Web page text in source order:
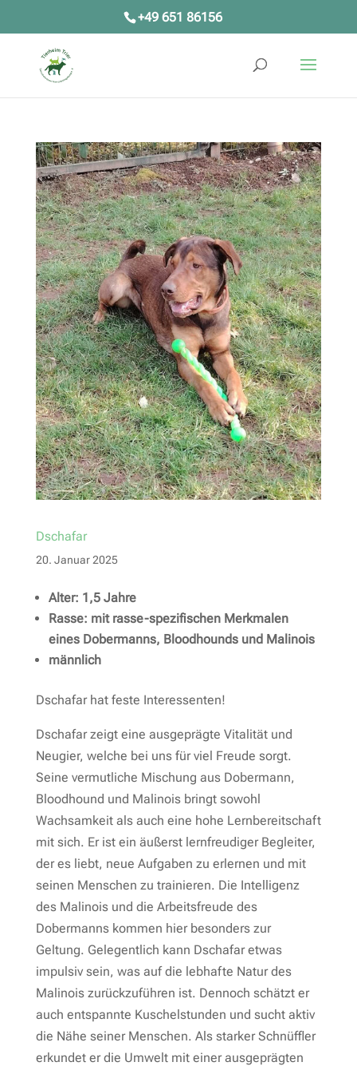
+49 651 86156
Dschafar
20. Januar 2025
Alter: 1,5 Jahre
Rasse: mit rasse-spezifischen Merkmalen
eines Dobermanns, Bloodhounds und Malinois
männlich
Dschafar hat feste Interessenten!
Dschafar zeigt eine ausgeprägte Vitalität und
Neugier, welche bei uns für viel Freude sorgt.
Seine vermutliche Mischung aus Dobermann,
Bloodhound und Malinois bringt sowohl
Wachsamkeit als auch eine hohe Lernbereitschaft
mit sich. Er ist ein äußerst lernfreudiger Begleiter,
der es liebt, neue Aufgaben zu erlernen und mit
seinen Menschen zu trainieren. Die Intelligenz
des Malinois und die Arbeitsfreude des
Dobermanns kommen hier besonders zur
Geltung. Gelegentlich kann Dschafar etwas
impulsiv sein, was auf die lebhafte Natur des
Malinois zurückzuführen ist. Dennoch schätzt er
auch entspannte Kuschelstunden und sucht aktiv
die Nähe seiner Menschen. Als starker Schnüffler
erkundet er die Umwelt mit einer ausgeprägten